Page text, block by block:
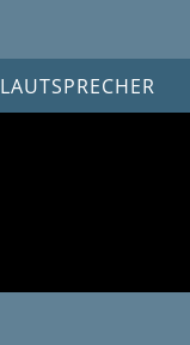
LAUTSPRECHER